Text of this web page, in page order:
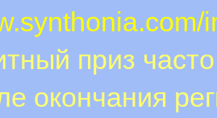
приз
окончания